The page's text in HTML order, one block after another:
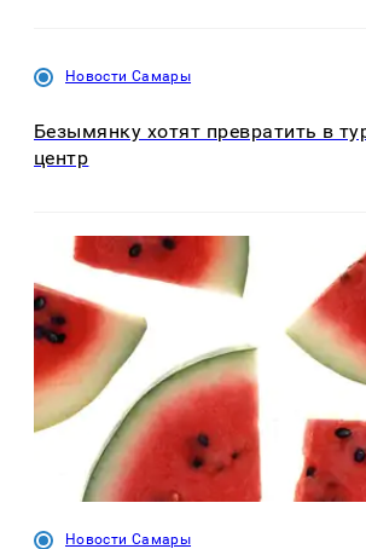
Новости Самары
Безымянку хотят превратить в
центр
Новости Самары